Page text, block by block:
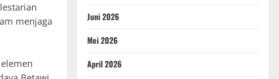
menjaga
Juni 2026
Mei 2026
April 2026